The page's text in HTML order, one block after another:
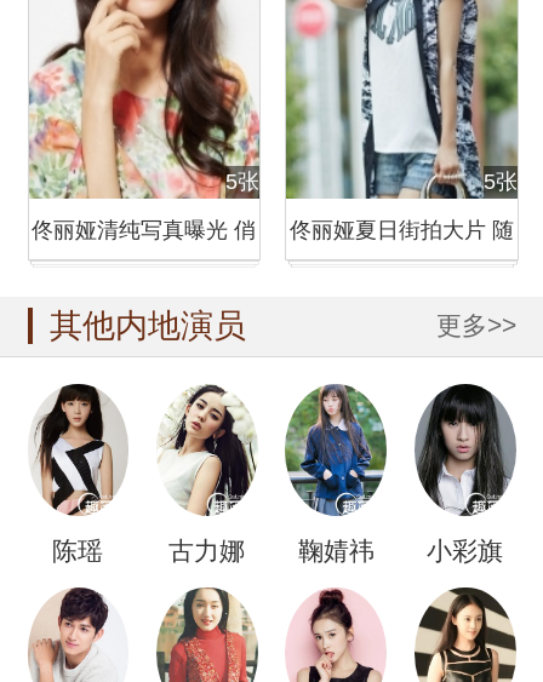
5张
佟丽娅清纯写真曝光 俏
5张
佟丽娅夏日街拍大片 随
其他内地演员 更多>>
陈瑶 古力娜
扎
鞠婧祎 小彩旗